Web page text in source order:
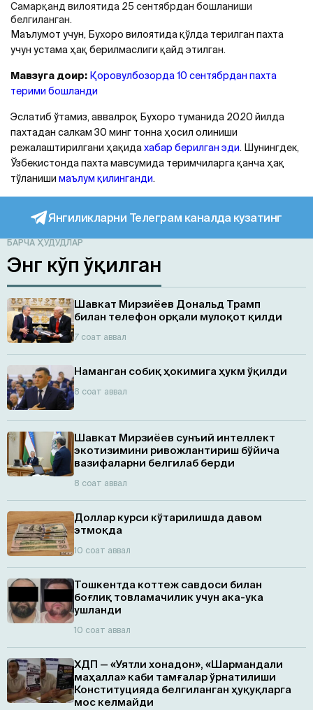
Самарқанд вилоятида 25 сентябрдан бошланиши
белгиланган.
Маълумот учун, Бухоро вилоятида қўлда терилган пахта
учун устама ҳақ берилмаслиги қайд этилган.
Мавзуга доир: Қоровулбозорда 10 сентябрдан пахта
терими бошланди
Эслатиб ўтамиз, аввалроқ Бухоро туманида 2020 йилда
пахтадан салкам 30 минг тонна ҳосил олиниши
режалаштирилгани ҳақидахабар берилган эди. Шунингдек,
Ўзбекистонда пахта мавсумида теримчиларга қанча ҳақ
тўланиши маълум қилинганди.
Янгиликларни Телеграм каналда кузатинг
БАРЧА ҲУДУДЛАР
Энг кўп ўқилган
Шавкат Мирзиёев Дональд Трамп
билан телефон орқали мулоқот қилди
7 соат аввал
Наманган собиқ ҳокимига ҳукм ўқилди
8 соат аввал
Шавкат Мирзиёев сунъий интеллект
экотизимини ривожлантириш бўйича
вазифаларни белгилаб берди
8 соат аввал
Доллар курси кўтарилишда давом
этмоқда
10 соат аввал
Тошкентда коттеж савдоси билан
боғлиқ товламачилик учун ака-ука
ушланди
10 соат аввал
ХДП — «Уятли хонадон», «Шармандали
маҳалла» каби тамғалар ўрнатилиши
Конституцияда белгиланган ҳуқуқларга
мос келмайди